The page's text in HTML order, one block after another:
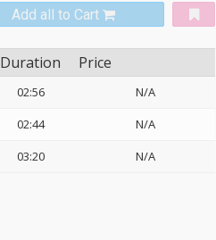
Add all to Cart
Duration Price
02:56
N/A
02:44
N/A
03:20 N/A